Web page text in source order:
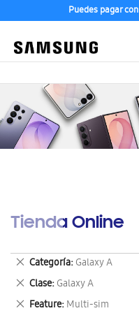
Puedes pagar
Tienda Online
Categoría Galaxy A
Eliminar
este
artículo
Clase Galaxy A
Eliminar
este
Feature Multi-sim
Eliminar